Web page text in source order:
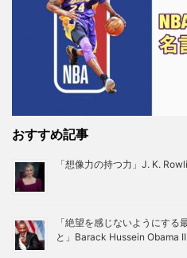
おすすめ記事
「想像力の持つ力」J. K.
「絶望を感じないようにする
と」Barack Hussein Obama II